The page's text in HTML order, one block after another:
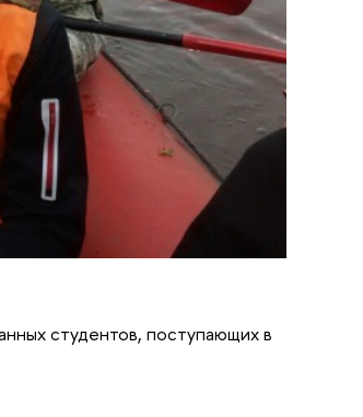
студентов, поступающих в